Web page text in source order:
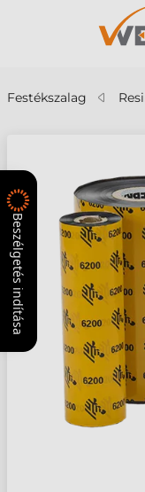
Festékszalag
Beszélgetés indítása